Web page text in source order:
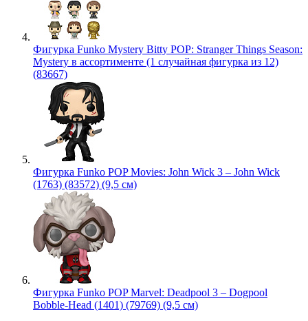
Фигурка Funko Mystery Bitty POP: Stranger Things Season:
Mystery в ассортименте (1 случайная фигурка из 12)
(83667)
Фигурка Funko POP Movies: John Wick 3 – John Wick
(1763) (83572) (9,5 см)
Фигурка Funko POP Marvel: Deadpool 3 – Dogpool
Bobble-Head (1401) (79769) (9,5 см)